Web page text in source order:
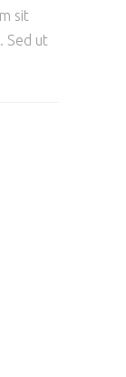
sit
Sed ut